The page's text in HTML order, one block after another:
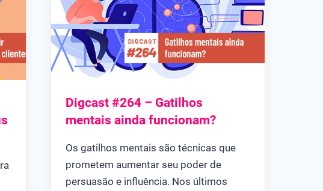
Digcast #264 – Gatilhos
mentais ainda funcionam?
Os gatilhos mentais são técnicas que
prometem aumentar seu poder de
persuasão e influência. Nos últimos